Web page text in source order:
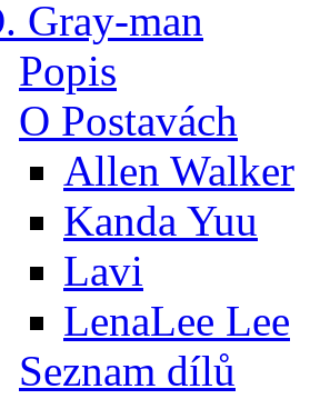
Gray-man
Popis
O Postavách
Allen Walker
Kanda Yuu
Lavi
LenaLee Lee
Seznam dílů